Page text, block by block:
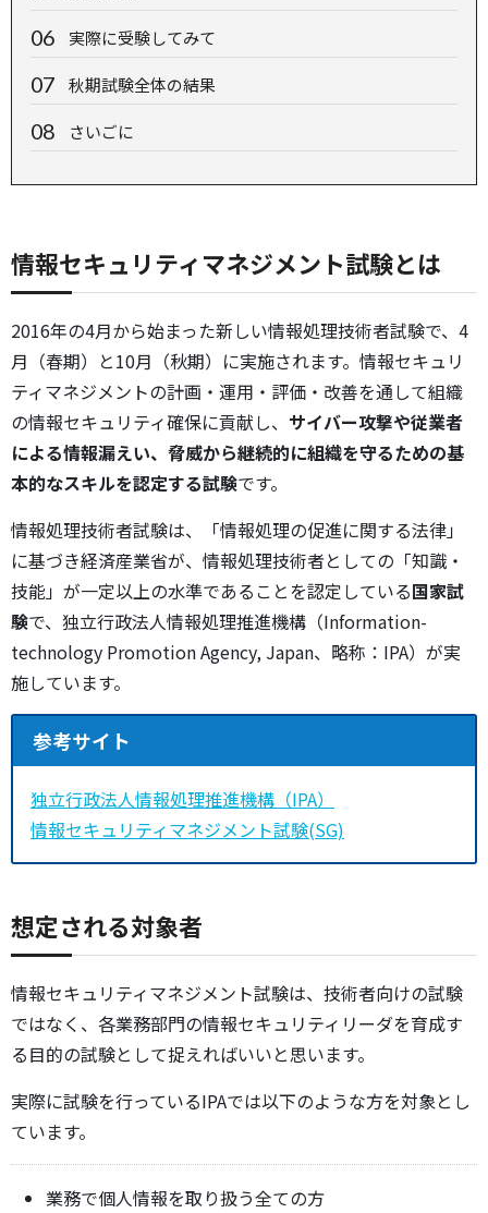
実際に受験してみて
秋期試験全体の結果
さいごに
情報セキュリティマネジメント試験とは
2016年の4月から始まった新しい情報処理技術者試験で、4
月（春期）と10月（秋期）に実施されます。情報セキュリ
ティマネジメントの計画・運用・評価・改善を通して組織
の情報セキュリティ確保に貢献し、 サイバー攻撃や従業者
による情報漏えい、脅威から継続的に組織を守るための基
本的なスキルを認定する試験です。
情報処理技術者試験は、「情報処理の促進に関する法律」
に基づき経済産業省が、情報処理技術者としての「知識・
技能」が一定以上の水準であることを認定している国家試
験で、独立行政法人情報処理推進機構（Information-
technology Promotion Agency, Japan、略称：IPA）が実
施しています。
参考サイト
独立行政法人情報処理推進機構（IPA）
情報セキュリティマネジメント試験(SG)
想定される対象者
情報セキュリティマネジメント試験は、技術者向けの試験
ではなく、各業務部門の情報セキュリティリーダを育成す
る目的の試験として捉えればいいと思います。
実際に試験を行っているIPAでは以下のような方を対象とし
ています。
業務で個人情報を取り扱う全ての方